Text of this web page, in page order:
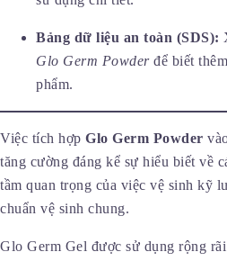
Bảng dữ liệu an toàn (SDS):
Glo Germ Powderđể biết
phẩm.
Việc tích hợp Glo Germ Powder
tăng cường đáng kể sự hiểu biết về
tầm quan trọng của việc vệ sinh kỹ
chuẩn vệ sinh chung.
Glo Germ Gel được sử dụng rộng